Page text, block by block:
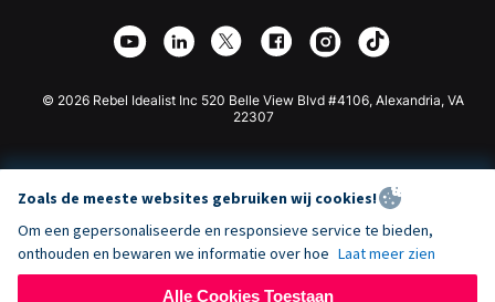
Affiliate Partnerschap
Webflow Donatie App
Joomla Donatie
© 2026 Rebel Idealist Inc 520 Belle View Blvd #4106, Alexandria, VA
22307
Zoals de meeste websites gebruiken wij cookies!
Om een gepersonaliseerde en responsieve service te bieden,
onthouden en bewaren we informatie over hoe Laat meer zien
Alle Cookies Toestaan